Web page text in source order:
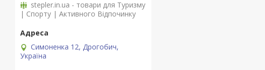
stepler.in.ua - товари для Туризму
| Спорту | Активного Відпочинку
Симоненка 12, Дрогобич,
Україна